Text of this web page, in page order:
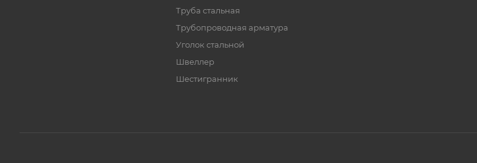
Труба стальная
Трубопроводная арматура
Уголок стальной
Швеллер
Шестигранник